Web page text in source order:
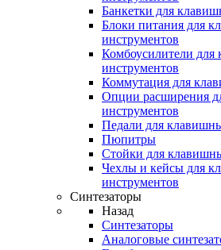
Банкетки для
Блоки питания для
инструментов
Комбоусилители
инструментов
Коммутация для
Опции расширения
инструментов
Педали для
Пюпитры
Стойки для
Чехлы и кейсы для
инструментов
Синтезаторы
Назад
Синтезаторы
Аналоговые